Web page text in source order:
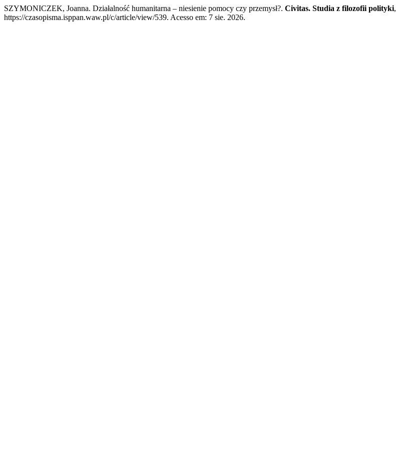
SZYMONICZEK, Joanna. Działalność humanitarna – niesienie pomocy czy przemysł?. Civitas. Studia z filozofii polityki,
https://czasopisma.isppan.waw.pl/c/article/view/539. Acesso em: 7 sie. 2026.